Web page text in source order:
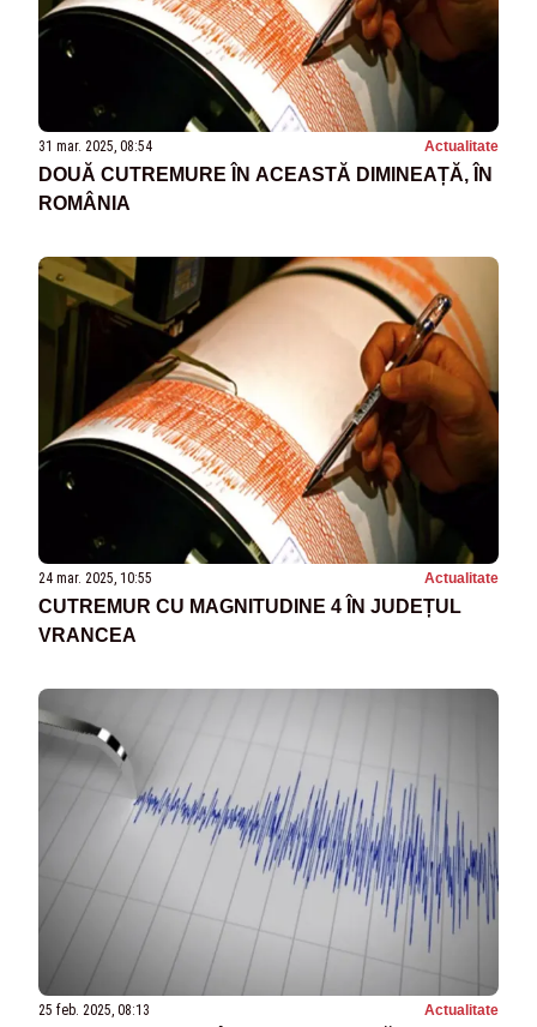
31 mar. 2025, 08:54 Actualitate
DOUĂ CUTREMURE ÎN ACEASTĂ DIMINEAȚĂ, ÎN
ROMÂNIA
24 mar. 2025, 10:55 Actualitate
CUTREMUR CU MAGNITUDINE 4 ÎN JUDEȚUL
VRANCEA
25 feb. 2025, 08:13 Actualitate